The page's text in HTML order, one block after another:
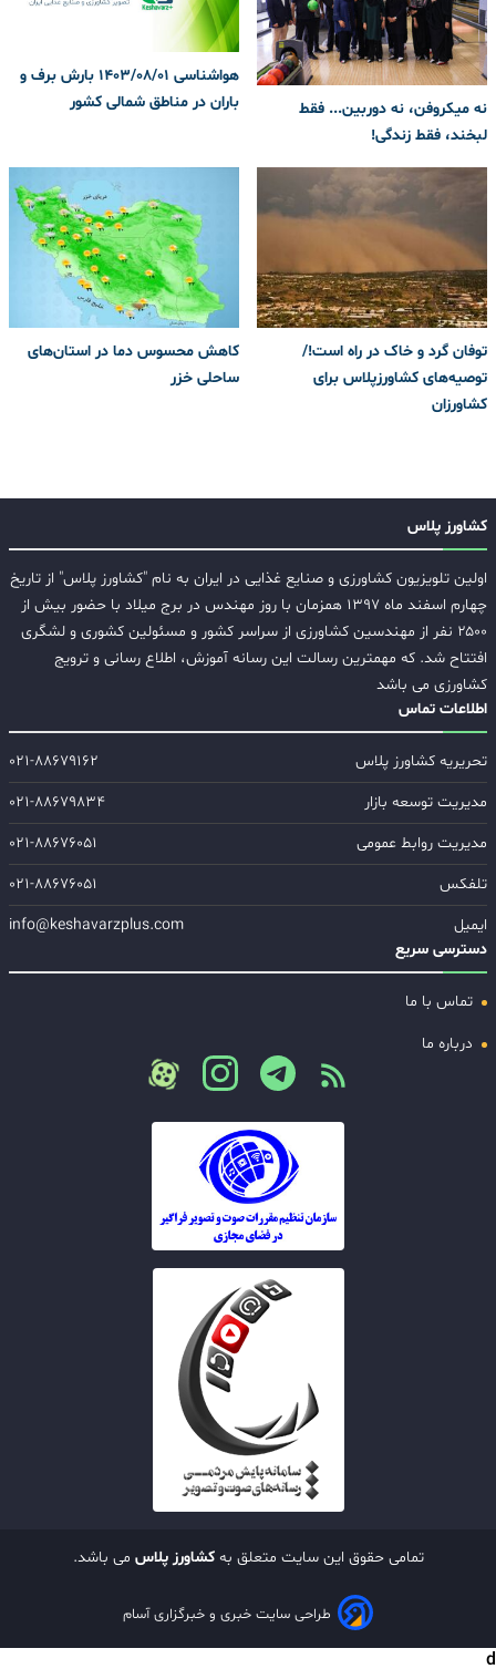
نه میکروفن، نه دوربین... فقط
لبخند، فقط زندگی!
هواشناسی 1403/08/01 بارش برف و
باران در مناطق شمالی کشور
توفان گرد و خاک در راه است!/
توصیه‌های کشاورزپلاس برای
کشاورزان
کاهش محسوس دما در استان‌های
ساحلی خزر
کشاورز پلاس
اولین تلویزیون کشاورزی و صنایع غذایی در ایران به نام "کشاورز پلاس" از تاریخ
چهارم اسفند ماه ۱۳۹۷ همزمان با روز مهندس در برج میلاد با حضور بیش از
۲۵۰۰ نفر از مهندسین کشاورزی از سراسر کشور و مسئولین کشوری و لشگری
افتتاح شد. که مهمترین رسالت این رسانه آموزش، اطلاع رسانی و ترویج
کشاورزی می باشد
اطلاعات تماس
تحریریه کشاورز پلاس
۰۲۱-۸۸۶۷۹۱۶۲
مدیریت توسعه بازار
۰۲۱-۸۸۶۷۹۸۳۴
مدیریت روابط عمومی
۰۲۱-۸۸۶۷۶۰۵۱
تلفکس
۰۲۱-۸۸۶۷۶۰۵۱
ایمیل
info@keshavarzplus.com
دسترسی سریع
تماس با ما
درباره ما
تمامی حقوق این سایت متعلق بهکشاورز پلاس می باشد.
طراحی سایت خبری و خبرگزاری آسام
d